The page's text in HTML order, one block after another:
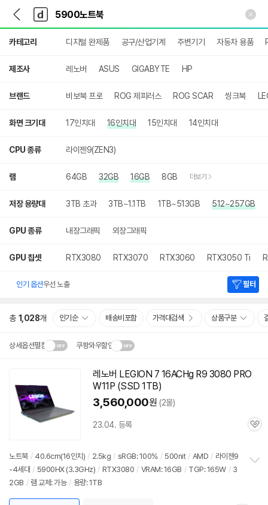
다
나
와
가
기
다
와
메
인
카테고리 디지털 완제품 공구/산업기계 주변기기 자동차 용품
제조사 레노버 ASUS GIGABYTE HP
브랜드 비보북 프로 ROG 제피러스 ROG SCAR 씽크북
화면 크기대 17인치대 16인치대 15인치대 14인치대
CPU 종류 라이젠9(ZEN3)
램 64GB 32GB 16GB 8GB 더보기
저장 용량대 3TB 초과 3TB~1.1TB 1TB~513GB 512~257GB
GPU 종류 내장그래픽 외장그래픽
GPU 칩셋 RTX3080 RTX3070 RTX3060 RTX3050 Ti
인기 옵션우선 노출 필터
총 1,028개 인기순 배송비포함 가격대검색 상품구분
상세옵션펼침 쿠팡와우할인
배송·설치비가 달라집니다.닫
기
레노버 LEGION 7 16ACHg R9 3080 PRO
W11P (SSD 1TB)
3,560,000원 (2몰)
23.04. 등록
관
노트북 / 40.6cm(16인치) / 2.5kg / sRGB: 100% / 500nit / AMD / 라이젠9
-4세대 / 5900HX (3.3GHz) / RTX3080 / VRAM: 16GB / TGP: 165W / 3
2GB / 램 교체: 가능 / 용량: 1TB